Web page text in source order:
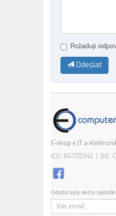
Požaduji
Odeslat
E-shop s IT a
IČO: 86705342 | DIČ:
Odebírejte akční